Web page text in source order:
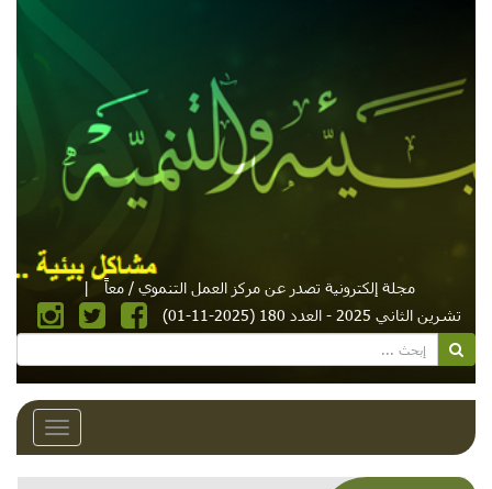
مجلة إلكترونية تصدر عن مركز العمل التنموي / معاً
|
تشرين الثاني 2025 - العدد 180 (2025-11-01)
Toggle